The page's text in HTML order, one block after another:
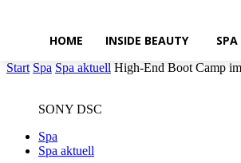
HOME INSIDE BEAUTY SPA
Start Spa Spa aktuell High-End Boot Camp
SONY DSC
Spa
Spa aktuell